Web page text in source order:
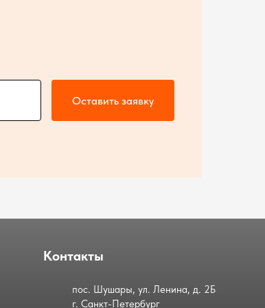
Оставить заявку
Контакты
пос. Шушары, ул. Ленина, д. 2Б
г. Санкт-Петербург